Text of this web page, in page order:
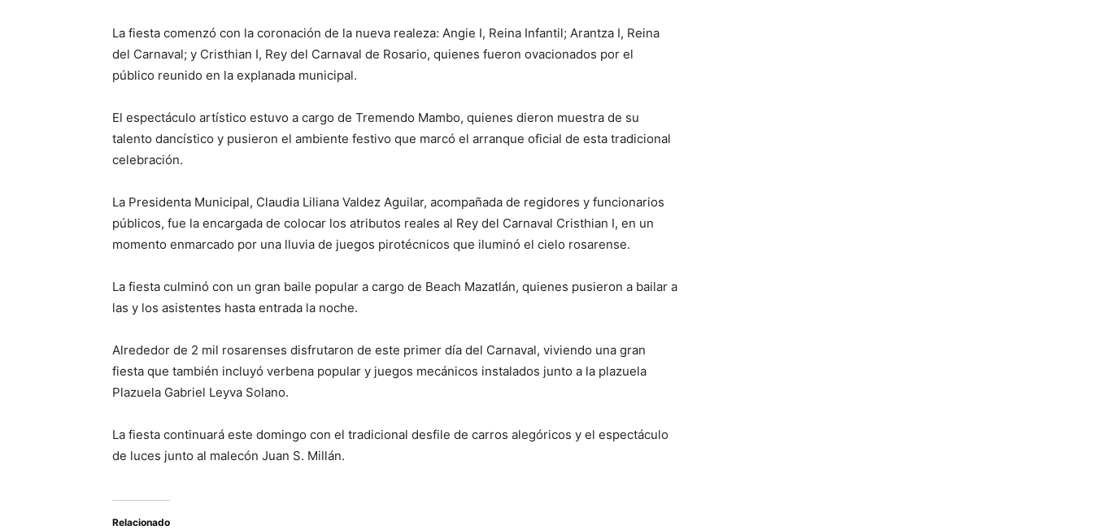
La fiesta comenzó con la coronación de la nueva realeza: Angie I, Reina Infantil; Arantza I, Reina
del Carnaval; y Cristhian I, Rey del Carnaval de Rosario, quienes fueron ovacionados por el
público reunido en la explanada municipal.
El espectáculo artístico estuvo a cargo de Tremendo Mambo, quienes dieron muestra de su
talento dancístico y pusieron el ambiente festivo que marcó el arranque oficial de esta tradicional
celebración.
La Presidenta Municipal, Claudia Liliana Valdez Aguilar, acompañada de regidores y funcionarios
públicos, fue la encargada de colocar los atributos reales al Rey del Carnaval Cristhian I, en un
momento enmarcado por una lluvia de juegos pirotécnicos que iluminó el cielo rosarense.
La fiesta culminó con un gran baile popular a cargo de Beach Mazatlán, quienes pusieron a bailar a
las y los asistentes hasta entrada la noche.
Alrededor de 2 mil rosarenses disfrutaron de este primer día del Carnaval, viviendo una gran
fiesta que también incluyó verbena popular y juegos mecánicos instalados junto a la plazuela
Plazuela Gabriel Leyva Solano.
La fiesta continuará este domingo con el tradicional desfile de carros alegóricos y el espectáculo
de luces junto al malecón Juan S. Millán.
Relacionado